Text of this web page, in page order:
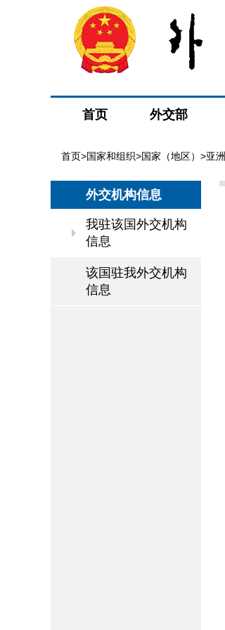
首页 外交部
首页>国家和组织>国家（地区） >亚洲
外交机构信息
我驻该国外交机构
信息
该国驻我外交机构
信息